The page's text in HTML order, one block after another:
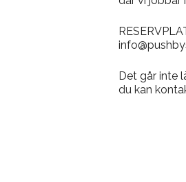
Det går inte
du kan